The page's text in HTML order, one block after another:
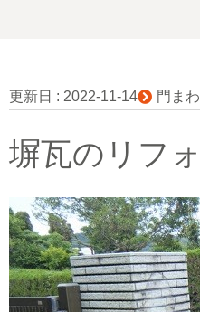
更新日 : 2022-11-14 門ま
塀瓦のリフ